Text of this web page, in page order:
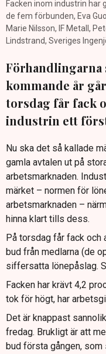
Facken inom industrin
de fem förbunden, Eva
Marie Nilsson, IF Metall,
Lindstrand, Sveriges
Förhandlingarna
kommande år
torsdag får fack
industrin ett
Nu ska det så kallade
gamla avtalen ut på
arbetsmarknaden.
märket – normen för
arbetsmarknaden –
hinna klart tills dess.
På torsdag får fack
bud från medlarna (de
siffersatta lönepåslag.
Facken har krävt 4,2
tok för högt, har
Det är knappast
fredag. Brukligt är att
bud första gången,